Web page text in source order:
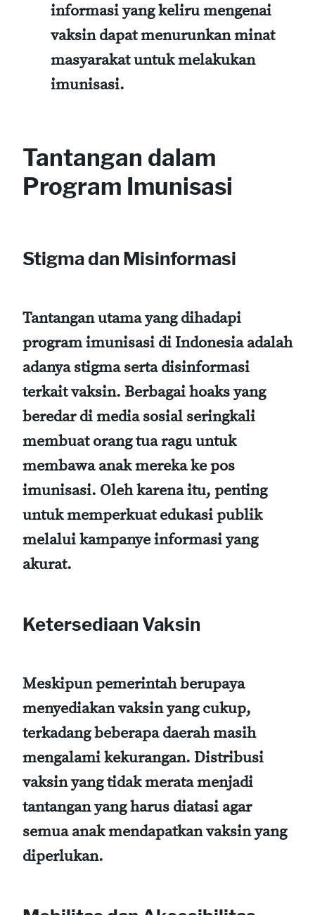
informasi yang keliru mengenai
vaksin dapat menurunkan minat
masyarakat untuk melakukan
imunisasi.
Tantangan dalam
Program Imunisasi
Stigma dan Misinformasi
Tantangan utama yang dihadapi
program imunisasi di Indonesia adalah
adanya stigma serta disinformasi
terkait vaksin. Berbagai hoaks yang
beredar di media sosial seringkali
membuat orang tua ragu untuk
membawa anak mereka ke pos
imunisasi. Oleh karena itu, penting
untuk memperkuat edukasi publik
melalui kampanye informasi yang
akurat.
Ketersediaan Vaksin
Meskipun pemerintah berupaya
menyediakan vaksin yang cukup,
terkadang beberapa daerah masih
mengalami kekurangan. Distribusi
vaksin yang tidak merata menjadi
tantangan yang harus diatasi agar
semua anak mendapatkan vaksin yang
diperlukan.